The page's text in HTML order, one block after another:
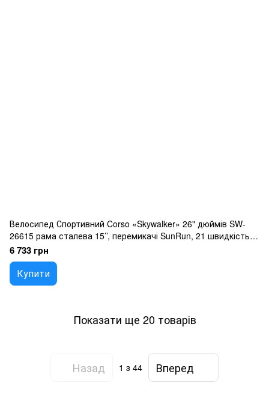
Велосипед Спортивний Corso «Skywalker» 26" дюймів SW-
26615 рама сталева 15’’, перемикачі SunRun, 21 швидкість,
зібран на 75
6 733 грн
Купити
Показати ще 20 товарів
Назад 1 з 44 Вперед